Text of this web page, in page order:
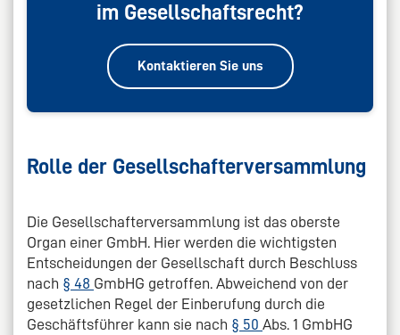
im Gesellschaftsrecht?
Kontaktieren Sie uns
Rolle der Gesellschafterversammlung
Die Gesellschafterversammlung ist das oberste
Organ einer GmbH. Hier werden die wichtigsten
Entscheidungen der Gesellschaft durch Beschluss
nach § 48 GmbHG getroffen. Abweichend von der
gesetzlichen Regel der Einberufung durch die
Geschäftsführer kann sie nach § 50 Abs. 1 GmbHG